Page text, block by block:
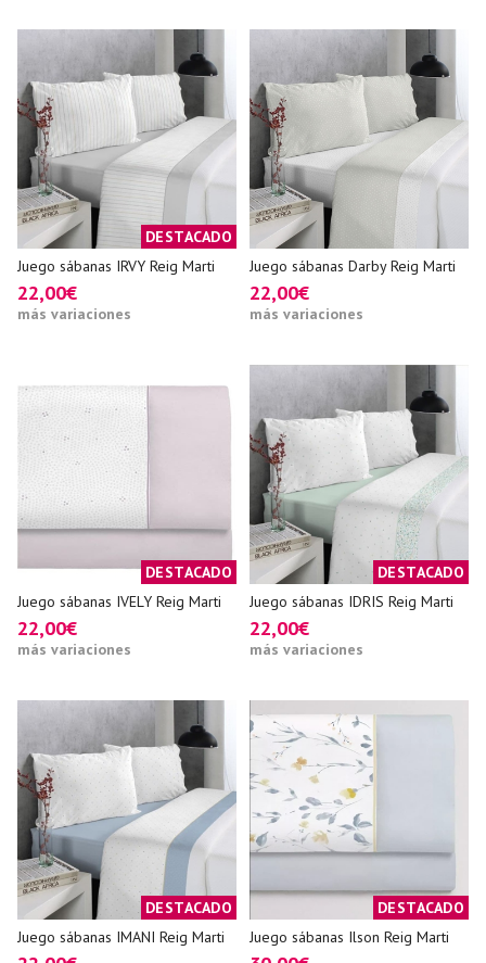
DESTACADO
Juego sábanas IRVY Reig Marti
22,00€
más variaciones
Juego sábanas Darby Reig Marti
22,00€
más variaciones
DESTACADO
Juego sábanas IVELY Reig Marti
22,00€
más variaciones
DESTACADO
Juego sábanas IDRIS Reig Marti
22,00€
más variaciones
DESTACADO
Juego sábanas IMANI Reig Marti
DESTACADO
Juego sábanas Ilson Reig Marti